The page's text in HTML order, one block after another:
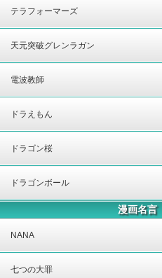
テラフォーマーズ
天元突破グレンラガン
電波教師
ドラえもん
ドラゴン桜
ドラゴンボール
漫画名言
NANA
七つの大罪